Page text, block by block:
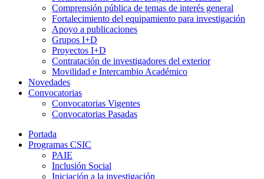
Comprensión pública de temas de interés general
Fortalecimiento del equipamiento para investigación
Apoyo a publicaciones
Grupos I+D
Proyectos I+D
Contratación de investigadores del exterior
Movilidad e Intercambio Académico
Novedades
Convocatorias
Convocatorias Vigentes
Convocatorias Pasadas
Portada
Programas CSIC
PAIE
Inclusión Social
Iniciación a la investigación